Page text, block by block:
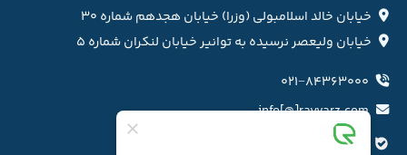
خیابان خالد اسلامبولی (وزرا) خیابان هجدهم شماره ۳۰
خیابان ولیعصر نرسیده به توانیر خیابان لنکران شماره ۵
۰۲۱−۸۴۳۶۳۰۰۰
info[@]rayvarz.com
کانال بله رایورز